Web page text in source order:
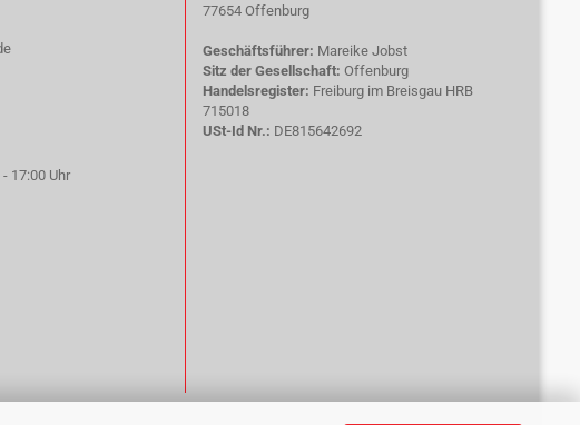
17:00 Uhr
77654 Offenburg
Geschäftsführer: Mareike Jobst
Sitz der Gesellschaft: Offenburg
Handelsregister: Freiburg im Breisgau HRB
715018
USt-Id Nr.: DE815642692